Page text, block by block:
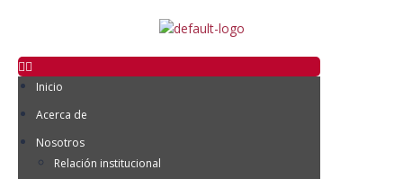
Inicio
Acerca de
Nosotros
Relación institucional